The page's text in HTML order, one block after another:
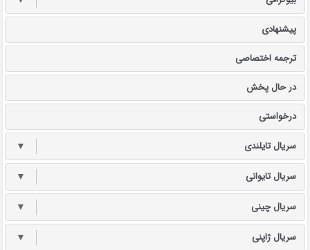
پیشنهادی
ترجمه اختصاصی
در حال پخش
درخواستی
سریال تایلندی ▼
سریال تایوانی ▼
سریال چینی ▼
سریال ژاپنی ▼